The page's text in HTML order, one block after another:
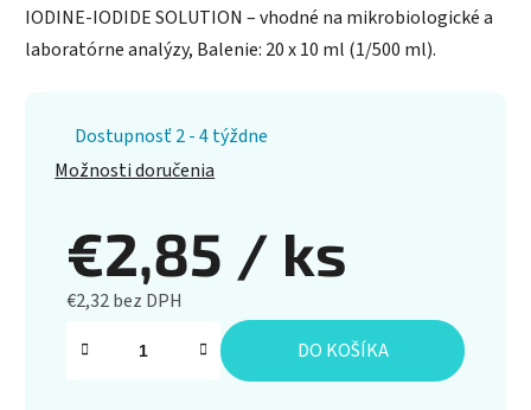
IODINE-IODIDE SOLUTION – vhodné na mikrobiologické a
laboratórne analýzy, Balenie: 20 x 10 ml (1/500 ml).
Dostupnosť 2 - 4 týždne
Možnosti doručenia
€2,85 / ks
€2,32 bez DPH
Jednotková cena:
DO KOŠÍKA